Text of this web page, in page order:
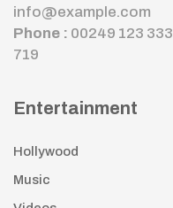
info@example.com
Phone : 00249 123 333
719
Entertainment
Hollywood
Music